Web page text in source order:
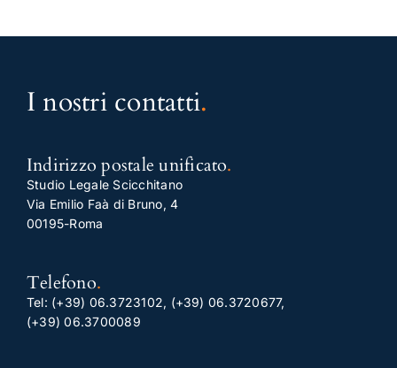
I nostri contatti.
Indirizzo postale unificato.
Studio Legale Scicchitano
Via Emilio Faà di Bruno, 4
00195-Roma
Telefono.
Tel: (+39) 06.3723102, (+39) 06.3720677,
(+39) 06.3700089